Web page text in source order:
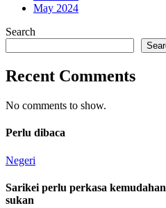
May 2024
Search
Recent Comments
No comments to show.
Perlu dibaca
Negeri
Sarikei perlu perkasa
sukan